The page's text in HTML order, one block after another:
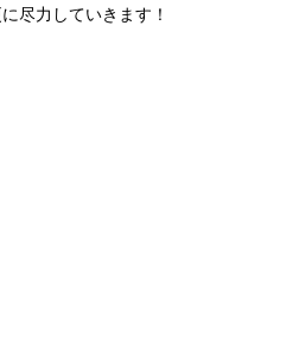
尽力していきます！